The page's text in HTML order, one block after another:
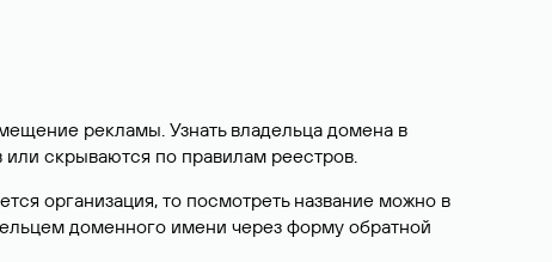
рекламы. Узнать владельца домена в
или скрываются по правилам реестров.
организация, то посмотреть название можно в
доменного имени через форму обратной